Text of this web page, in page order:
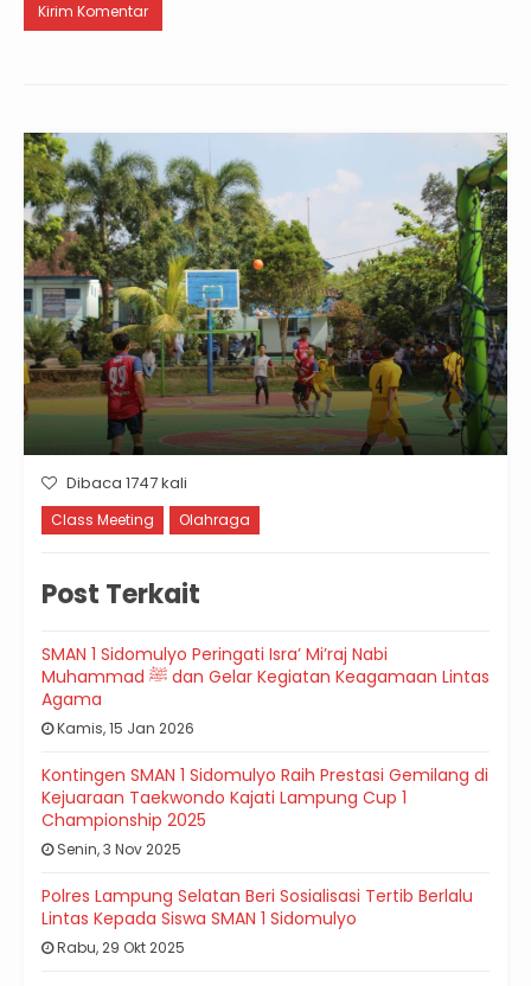
Dibaca 1747 kali
Class Meeting Olahraga
Post Terkait
SMAN 1 Sidomulyo Peringati Isra’ Mi’raj Nabi
Muhammad ﷺ dan Gelar Kegiatan Keagamaan Lintas
Agama
Kamis, 15 Jan 2026
Kontingen SMAN 1 Sidomulyo Raih Prestasi Gemilang di
Kejuaraan Taekwondo Kajati Lampung Cup 1
Championship 2025
Senin, 3 Nov 2025
Polres Lampung Selatan Beri Sosialisasi Tertib Berlalu
Lintas Kepada Siswa SMAN 1 Sidomulyo
Rabu, 29 Okt 2025